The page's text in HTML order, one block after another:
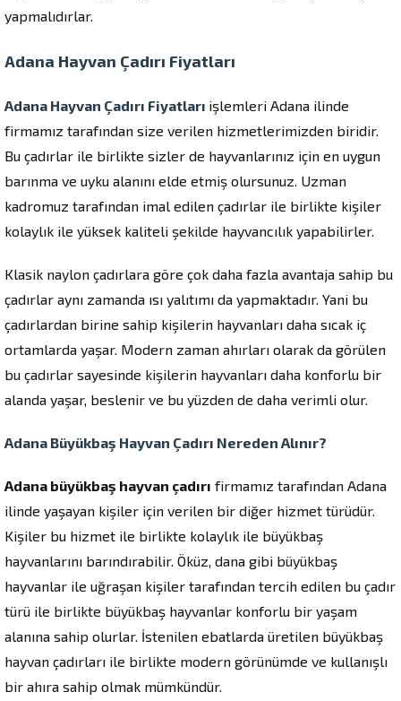
yapmalıdırlar.
Adana Hayvan Çadırı Fiyatları
Adana Hayvan Çadırı Fiyatları işlemleri Adana ilinde
firmamız tarafından size verilen hizmetlerimizden biridir.
Bu çadırlar ile birlikte sizler de hayvanlarınız için en uygun
barınma ve uyku alanını elde etmiş olursunuz. Uzman
kadromuz tarafından imal edilen çadırlar ile birlikte kişiler
kolaylık ile yüksek kaliteli şekilde hayvancılık yapabilirler.
Klasik naylon çadırlara göre çok daha fazla avantaja sahip bu
çadırlar aynı zamanda ısı yalıtımı da yapmaktadır. Yani bu
çadırlardan birine sahip kişilerin hayvanları daha sıcak iç
ortamlarda yaşar. Modern zaman ahırları olarak da görülen
bu çadırlar sayesinde kişilerin hayvanları daha konforlu bir
alanda yaşar, beslenir ve bu yüzden de daha verimli olur.
Adana Büyükbaş Hayvan Çadırı Nereden Alınır?
Adana büyükbaş hayvan çadırı firmamız tarafından Adana
ilinde yaşayan kişiler için verilen bir diğer hizmet türüdür.
Kişiler bu hizmet ile birlikte kolaylık ile büyükbaş
hayvanlarını barındırabilir. Öküz, dana gibi büyükbaş
hayvanlar ile uğraşan kişiler tarafından tercih edilen bu çadır
türü ile birlikte büyükbaş hayvanlar konforlu bir yaşam
alanına sahip olurlar. İstenilen ebatlarda üretilen büyükbaş
hayvan çadırları ile birlikte modern görünümde ve kullanışlı
bir ahıra sahip olmak mümkündür.